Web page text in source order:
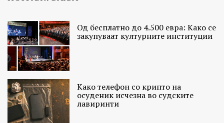
Од бесплатно до 4.500 евра: Како се
закупуваат културните институции
Како телефон со крипто на
осуденик исчезна во судските
лавиринти